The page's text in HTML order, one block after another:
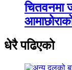
चितवनमा
धेरै पढिएको